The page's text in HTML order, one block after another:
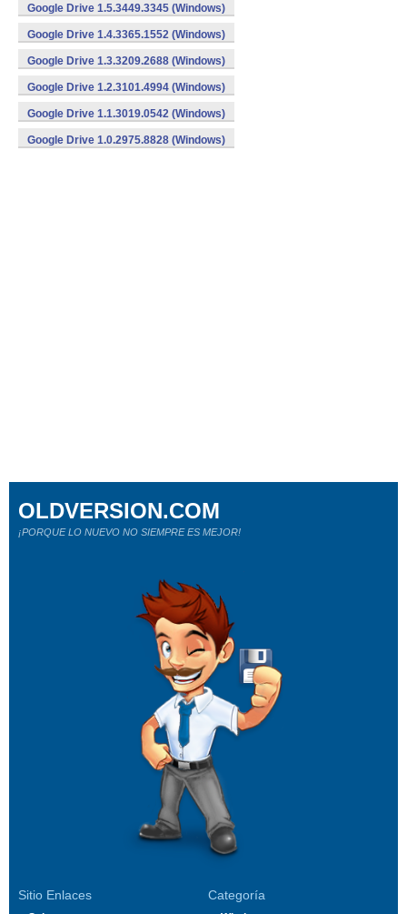
Google Drive 1.5.3449.3345 (Windows)
Google Drive 1.4.3365.1552 (Windows)
Google Drive 1.3.3209.2688 (Windows)
Google Drive 1.2.3101.4994 (Windows)
Google Drive 1.1.3019.0542 (Windows)
Google Drive 1.0.2975.8828 (Windows)
Sitio Enlaces Categoría
OLDVERSION.COM
¡PORQUE LO NUEVO NO SIEMPRE ES MEJOR!